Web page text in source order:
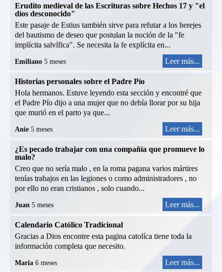
Erudito medieval de las Escrituras sobre Hechos 17 y "el
dios desconocido"
Este pasaje de Estius también sirve para refutar a los herejes
del bautismo de deseo que postulan la noción de la "fe
implícita salvífica". Se necesita la fe explícita en...
Emiliano 5 meses Leer más...
Historias personales sobre el Padre Pío
Hola hermanos. Estuve leyendo esta sección y encontré que
el Padre Pío dijo a una mujer que no debía llorar por su hija
que murió en el parto ya que...
Anie 5 meses Leer más...
¿Es pecado trabajar con una compañía que promueve lo
malo?
Creo que no sería malo , en la roma pagana varios mártires
tenías trabajos en las legiones o como administradores , no
por ello no eran cristianos , solo cuando...
Juan 5 meses Leer más...
Calendario Católico Tradicional
Gracias a Dios encontre esta pagina catolíca tiene toda la
información completa que necesito.
Maria 6 meses Leer más...